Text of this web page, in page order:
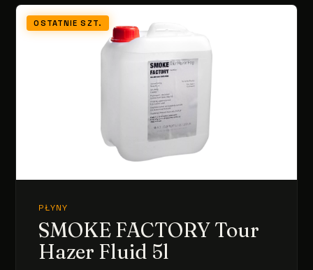
OSTATNIE SZT.
PŁYNY
SMOKE FACTORY Tour
Hazer Fluid 5l